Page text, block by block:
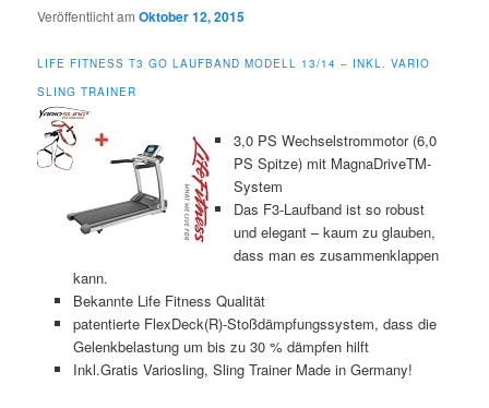
Veröffentlicht amOktober 12, 2015
LIFE FITNESS T3 GO LAUFBAND MODELL 13/14 – INKL. VARIO
SLING TRAINER
3,0 PS Wechselstrommotor (6,0
PS Spitze) mit MagnaDriveTM-
System
Das F3-Laufband ist so robust
und elegant – kaum zu glauben,
dass man es zusammenklappen
kann.
Bekannte Life Fitness Qualität
patentierte FlexDeck(R)-Stoßdämpfungssystem, dass die
Gelenkbelastung um bis zu 30 % dämpfen hilft
Inkl.Gratis Variosling, Sling Trainer Made in Germany!